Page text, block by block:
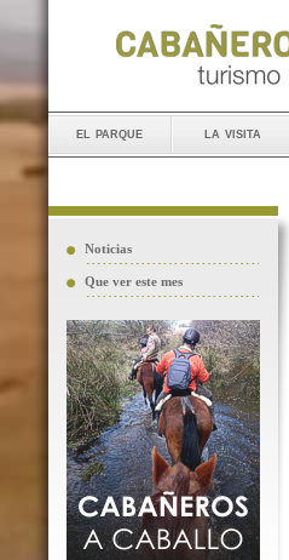
el parque la visita
Noticias
Que ver este mes